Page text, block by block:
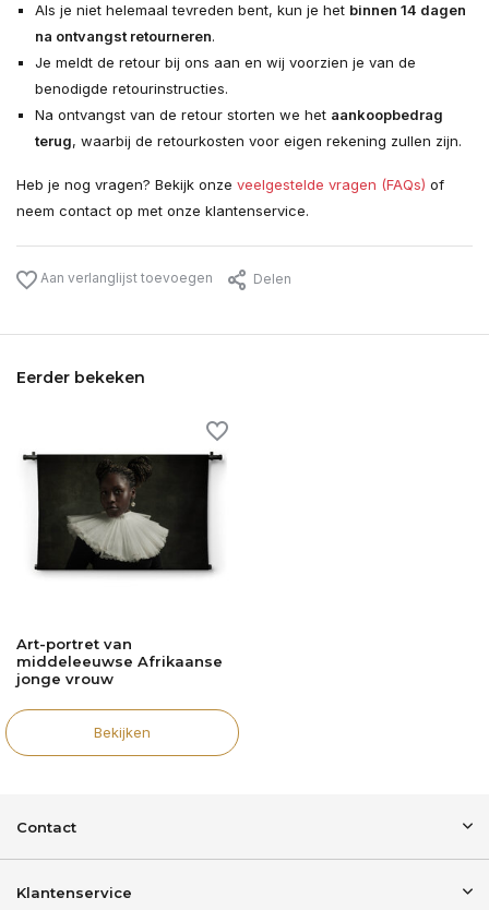
Als je niet helemaal tevreden bent, kun je het binnen 14 dagen
na ontvangst retourneren.
Je meldt de retour bij ons aan en wij voorzien je van de
benodigde retourinstructies.
Na ontvangst van de retour storten we het aankoopbedrag
terug, waarbij de retourkosten voor eigen rekening zullen zijn.
Heb je nog vragen? Bekijk onze veelgestelde vragen (FAQs) of
neem contact op met onze klantenservice.
Aan verlanglijst toevoegen Delen
Eerder bekeken
Art-portret van
middeleeuwse Afrikaanse
jonge vrouw
Bekijken
Contact
Klantenservice